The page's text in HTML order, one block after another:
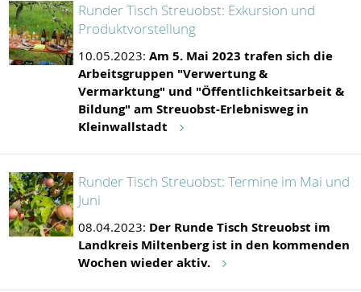
Runder Tisch Streuobst: Exkursion und
Produktvorstellung
10.05.2023:Am 5. Mai 2023 trafen sich die
Arbeitsgruppen "Verwertung &
Vermarktung" und "Öffentlichkeitsarbeit &
Bildung" am Streuobst-Erlebnisweg in
Kleinwallstadt
Runder Tisch Streuobst: Termine im Mai und
Juni
08.04.2023: Der Runde Tisch Streuobst im
Landkreis Miltenberg ist in den kommenden
Wochen wieder aktiv.